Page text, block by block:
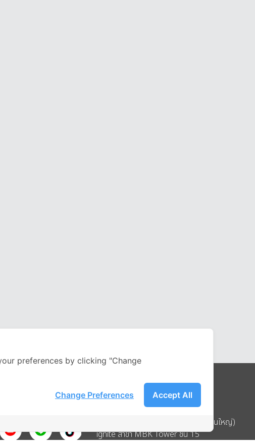
Address
บริษัท อิกไนท์ เอ สตาร์ จำกัด (สำนักงานใหญ่)
ignite สาขา MBK Tower ชั้น 15
preferences by clicking "Change
Accept All
Change Preferences